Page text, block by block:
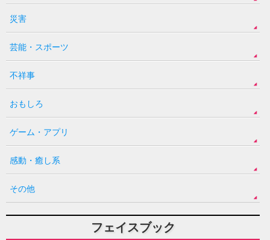
災害
芸能・スポーツ
不祥事
おもしろ
ゲーム・アプリ
感動・癒し系
その他
フェイスブック